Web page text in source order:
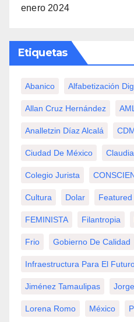
enero 2024
Etiquetas
Abanico Alfabetización
Allan Cruz Hernández
Analletzin Díaz Alcalá
Ciudad De México
Colegio Jurista
Cultura Dolar Featured
FEMINISTA Filantropia
Frio Gobierno De Calidad
Infraestructura Para El
Jiménez Tamaulipas
Lorena Romo México